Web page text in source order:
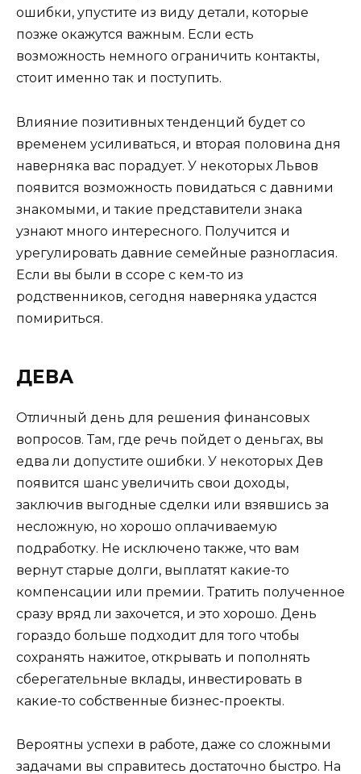
ошибки, упустите из виду детали, которые
позже окажутся важным. Если есть
возможность немного ограничить контакты,
стоит именно так и поступить.
Влияние позитивных тенденций будет со
временем усиливаться, и вторая половина дня
наверняка вас порадует. У некоторых Львов
появится возможность повидаться с давними
знакомыми, и такие представители знака
узнают много интересного. Получится и
урегулировать давние семейные разногласия.
Если вы были в ссоре с кем-то из
родственников, сегодня наверняка удастся
помириться.
ДЕВА
Отличный день для решения финансовых
вопросов. Там, где речь пойдет о деньгах, вы
едва ли допустите ошибки. У некоторых Дев
появится шанс увеличить свои доходы,
заключив выгодные сделки или взявшись за
несложную, но хорошо оплачиваемую
подработку. Не исключено также, что вам
вернут старые долги, выплатят какие-то
компенсации или премии. Тратить полученное
сразу вряд ли захочется, и это хорошо. День
гораздо больше подходит для того чтобы
сохранять нажитое, открывать и пополнять
сберегательные вклады, инвестировать в
какие-то собственные бизнес-проекты.
Вероятны успехи в работе, даже со сложными
задачами вы справитесь достаточно быстро. На